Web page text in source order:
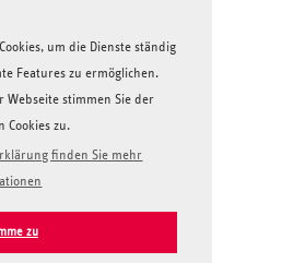
um die Dienste ständig
Features zu ermöglichen.
Webseite stimmen Sie der
Cookies zu.
finden Sie mehr
zu